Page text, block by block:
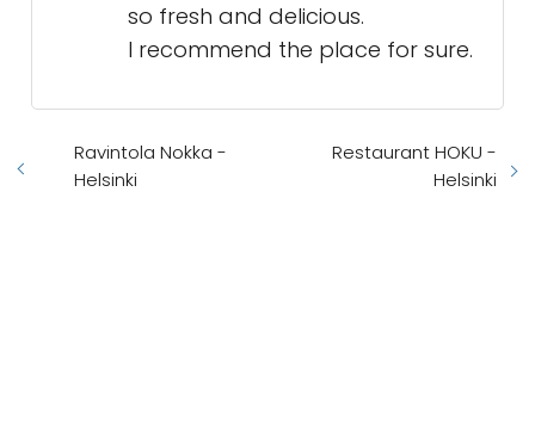
so fresh and delicious.
I recommend the place for sure.
Ravintola Nokka -
Helsinki
Restaurant HOKU -
Helsinki